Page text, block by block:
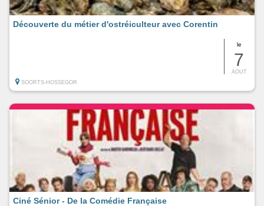
le
7
AOUT
Découverte du métier d'ostréiculteur avec Corentin
SOORTS-HOSSEGOR
Ciné Sénior - De la Comédie Française